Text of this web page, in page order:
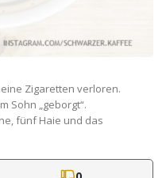
Zigaretten verloren.
Sohn „geborgt“.
fünf Haie und das